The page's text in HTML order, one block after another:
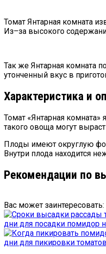
Томат Янтарная комната
Из–за высокого
Так же Янтарная комната
утонченный вкус в
Характеристика и
Томат «Янтарная
такого овоща могут
Плоды имеют округлую
Внутри плода находится
Рекомендации по
Вас может заинтересовать:
дни для посадки помидор
дни для пикировки